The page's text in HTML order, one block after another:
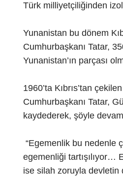
Türk milliyetçiliğinden
Yunanistan bu dönem
Cumhurbaşkanı Tatar,
Yunanistan’ın parçası
1960’ta Kıbrıs’tan
Cumhurbaşkanı Tatar,
kaydederek, şöyle
“Egemenlik bu nedenle
egemenliği tartışılıyor…
ise silah zoruyla devletin